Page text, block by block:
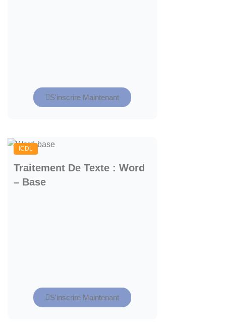
S'inscrire Maintenant
ICDL
Traitement De Texte : Word
– Base
S'inscrire Maintenant